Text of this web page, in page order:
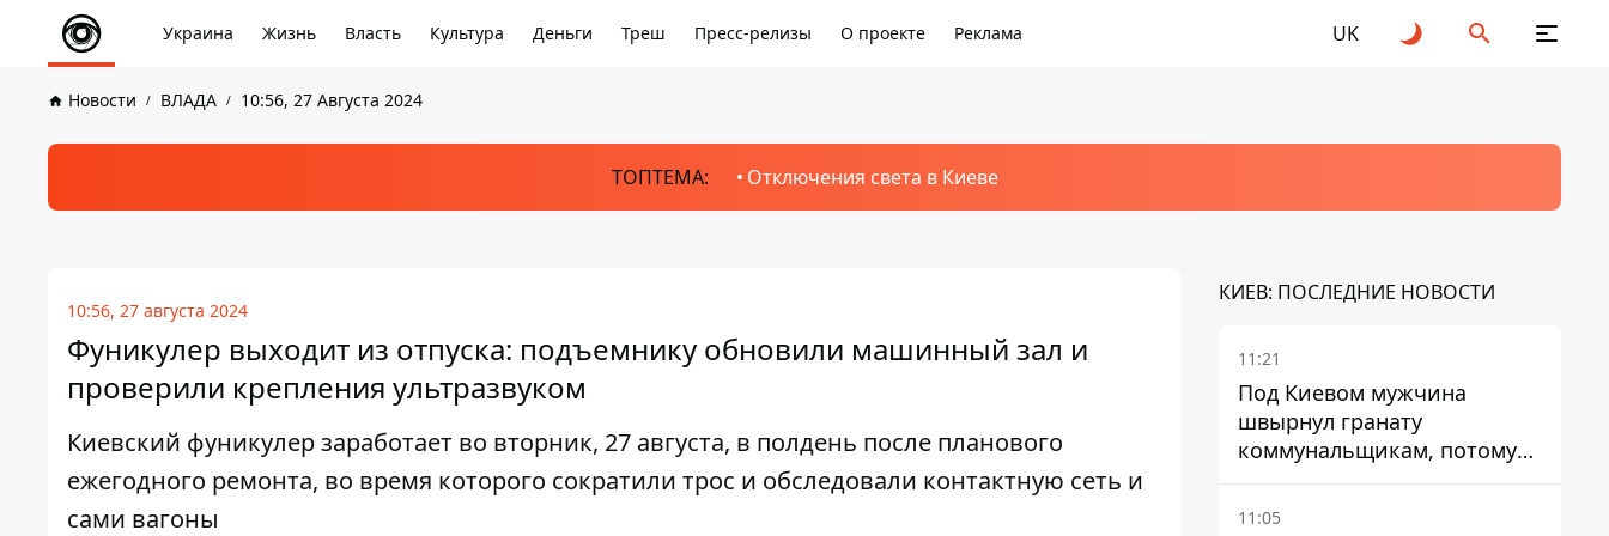
Украина Жизнь Власть Культура Деньги Треш Пресс-релизы О проекте Реклама UK
Новости ВЛАДА 10:56, 27 Августа 2024
ТОПТЕМА: Отключения света в Киеве
10:56, 27 августа 2024
Фуникулер выходит из отпуска: подъемнику обновили машинный зал и
проверили крепления ультразвуком
Киевский фуникулер заработает во вторник, 27 августа, в полдень после планового
ежегодного ремонта, во время которого сократили трос и обследовали контактную сеть и
сами вагоны
КИЕВ: ПОСЛЕДНИЕ НОВОСТИ
11:21
Под Киевом мужчина
швырнул гранату
коммунальщикам, потому
что не хотел платить по
квитанциям
11:05